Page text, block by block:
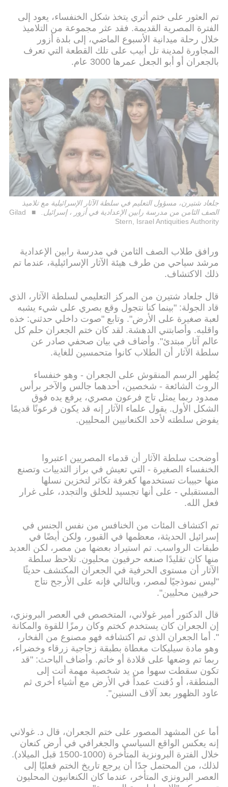
تم العثور على ختم أثري يتخذ شكل الخنفساء، يعود إلى
الفترة المصرية القديمة. فقد عثر مجموعة من التلاميذ
خلال رحلة ميدانية الأسبوع الماضي، إلى بلدة أزور
المجاورة لمدينة تل أبيب على تلك القطعة التي تعرف
بالجعران أو أبو الجعل عمرها 3000 عام.
جلعاد شتيرن، مسؤول التعليم في سلطة الآثار الإسرائيلية مع تلاميذ
الصف الثامن من مدرسة رابين الإعدادية في أزور ، إسرائيل.
Gilad
Stern, Israel Antiquities Authority
ورافق طلاب الصف الثامن في مدرسة رابين الإعدادية
مرشد سياحي من طرف هيئة الآثار الإسرائيلية، عندما تم
ذلك الاكتشاف.
قال جلعاد شتيرن من المركز التعليمي لسلطة الآثار، الذي
قاد الجولة: "بينما كنا نتجول وقع بصري على شيء يشبه
لعبة صغيرة على الأرض". وتابع "صوت داخلي حدثني: خذه
واقلبه. وأصابتني الدهشة. لقد كان ختم الجعران حلم كل
عالم آثار مبتدئ". وأضاف في بيان صحفي صادر عن
سلطة الآثار أن الطلاب كانوا متحمسين للغاية.
يُظهر الرسم المنقوش على الجعران - وهو خنفساء
الروث الشائعة - شخصين، أحدهما جالس والآخر برأس
ممدود ربما يمثل تاج فرعون مصري، يرفع يده فوق
الشكل الأول. يقول علماء الآثار إنه قد يكون فرعونًا قديمًا
يفوض سلطته لأحد الكنعانيين المحليين.
أوضحت سلطة الآثار أن قدماء المصريين اعتبروا
الخنفساء الصغيرة - التي تعيش في براز الثدييات وتصنع
منها حبيبات تستخدمها كغرفة تكاثر لتخزين نسلها
المستقبلي - على أنها تجسيد للخلق والتجدد، على غرار
فعل الله.
تم اكتشاف المئات من الخنافس من نفس الجنس في
إسرائيل الحديثة، معظمها في القبور، ولكن أيضًا في
طبقات الرواسب. تم استيراد بعضها من مصر، لكن العديد
منها كان تقليدًا صنعه حرفيون محليون. تلاحظ سلطة
الآثار أن مستوى الحرفية في الجعران المكتشف حديثًا
"ليس نموذجيًا لمصر، وبالتالي فإنه على الأرجح نتاج
حرفيين محليين".
قال الدكتور أمير غولاني، المتخصص في العصر البرونزي،
إن الجعران كان يستخدم كختم وكان رمزًا للقوة والمكانة
". أما الجعران الذي تم اكتشافه فهو مصنوع من الفخار،
وهو مادة سيليكات مغطاة بطبقة زجاجية زرقاء وخضراء،
ربما تم وضعها على قلادة أو خاتم. وأضاف الباحث: "قد
تكون سقطت سهوا من يد شخصية مهمة أتت إلى
المنطقة، أو دُفنت عمداً في الأرض مع أشياء أخرى ثم
عاود الظهور بعد آلاف السنين".
أما عن المشهد المصور على ختم الجعران، قال د. غولاني
إنه يعكس الواقع السياسي والجغرافي في أرض كنعان
خلال الفترة البرونزية المتأخرة (1000-1500 قبل الميلاد).
لذلك، من المحتمل جدًا أن يرجع تاريخ الختم فعليًا إلى
العصر البرونزي المتأخر، عندما كان الكنعانيون المحليون